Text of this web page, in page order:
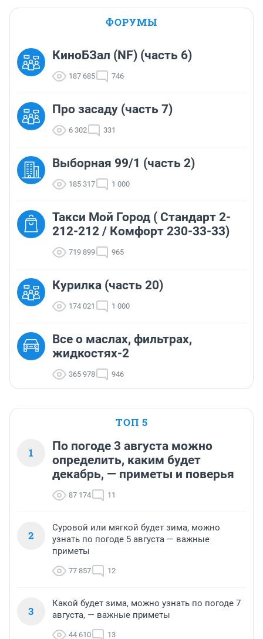
ФОРУМЫ
КиноБЗал (NF) (часть 6)
187 685 746
Про засаду (часть 7)
6 302 331
Выборная 99/1 (часть 2)
185 317 1 000
Такси Мой Город ( Стандарт 2-
212-212 / Комфорт 230-33-33)
719 899 965
Курилка (часть 20)
174 021 1 000
Все о маслах, фильтрах,
жидкостях-2
365 978 946
ТОП 5
1
По погоде 3 августа можно
определить, каким будет
декабрь, — приметы и поверья
87 174 11
2
Суровой или мягкой будет зима, можно
узнать по погоде 5 августа — важные
приметы
77 857 12
3
Какой будет зима, можно узнать по погоде 7
августа, — важные приметы
44 610 13